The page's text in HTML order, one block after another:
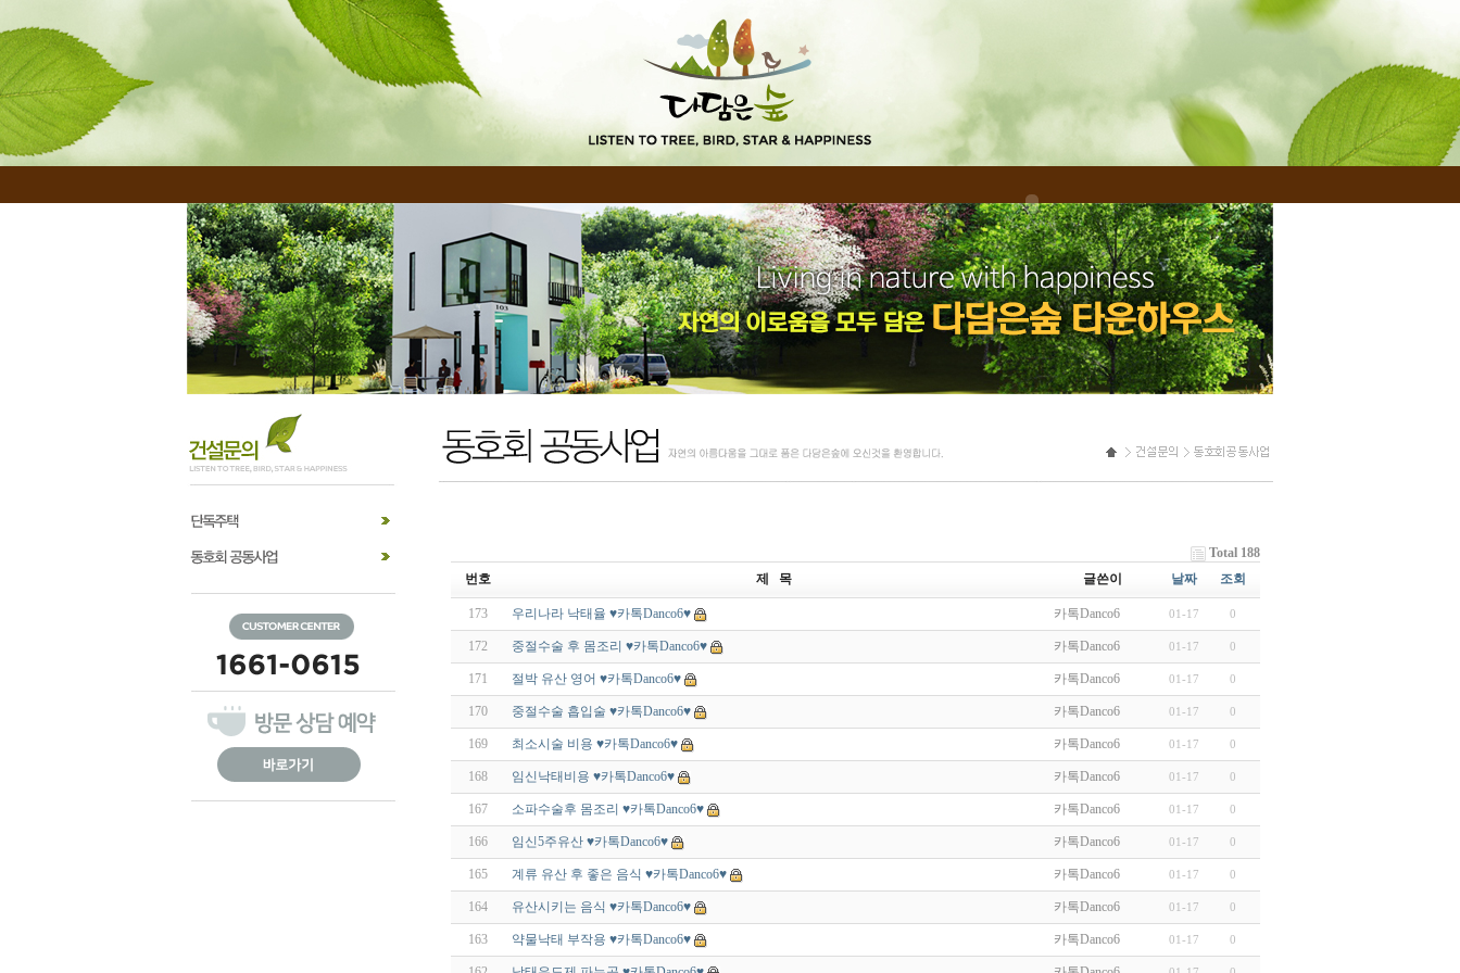
Total 188
번호
제 목 글쓴이 날짜 조회
173 우리나라 낙태율 ♥카­톡Danco6♥ 카톡Danco6 01-17 0
172 중절수술 후 몸조리 ♥카­톡Danco6♥ 카톡Danco6 01-17 0
171 절박 유산 영어 ♥카­톡Danco6♥ 카톡Danco6 01-17 0
170 중절수술 흡입술 ♥카­톡Danco6♥ 카톡Danco6 01-17 0
169 최소시술 비용 ♥카­톡Danco6♥ 카톡Danco6 01-17 0
168 임신낙태비용 ♥카­톡Danco6♥ 카톡Danco6 01-17 0
167 소파수술후 몸조리 ♥카­톡Danco6♥ 카톡Danco6 01-17 0
166 임신5주유산 ♥카­톡Danco6♥ 카톡Danco6 01-17 0
165 계류 유산 후 좋은 음식 ♥카­톡Danco6♥ 카톡Danco6 01-17 0
164 유산시키는 음식 ♥카­톡Danco6♥ 카톡Danco6 01-17 0
163 약물낙태 부작용 ♥카­톡Danco6♥ 카톡Danco6 01-17 0